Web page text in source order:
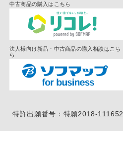
中古商品の購入はこちら
法人様向け新品・中古商品の購入相談はこち
ら
特許出願番号：特願2018-111652